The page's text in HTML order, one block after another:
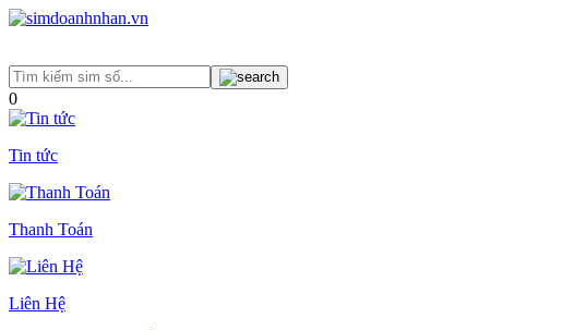
0
Tin tức
Thanh Toán
Liên Hệ